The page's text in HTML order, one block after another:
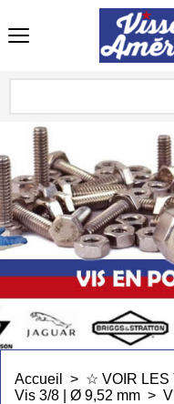
Accueil > ☆ VOIR LES
Vis 3/8 | Ø 9,52 mm >